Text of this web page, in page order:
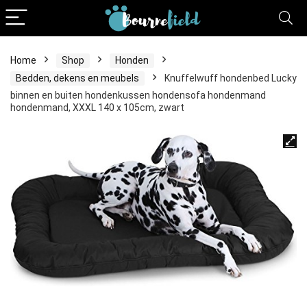
Home Shop
Honden
Bedden, dekens en meubels
Knuffelwuff hondenbed Lucky
binnen en buiten hondenkussen hondensofa hondenmand
hondenmand, XXXL 140 x 105cm, zwart